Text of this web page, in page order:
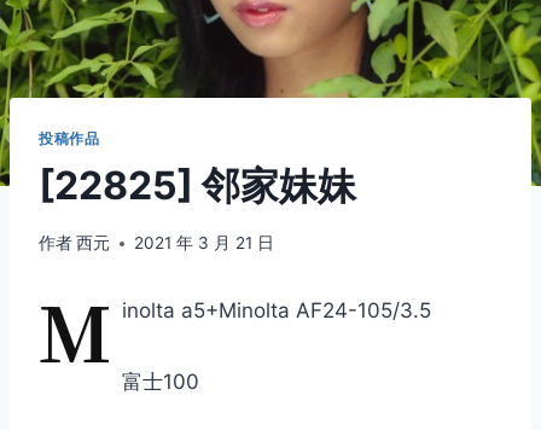
投稿作品
[22825] 邻家妹妹
作者西元 2021 年 3 月 21 日
M inolta a5+Minolta AF24-105/3.5
富士100